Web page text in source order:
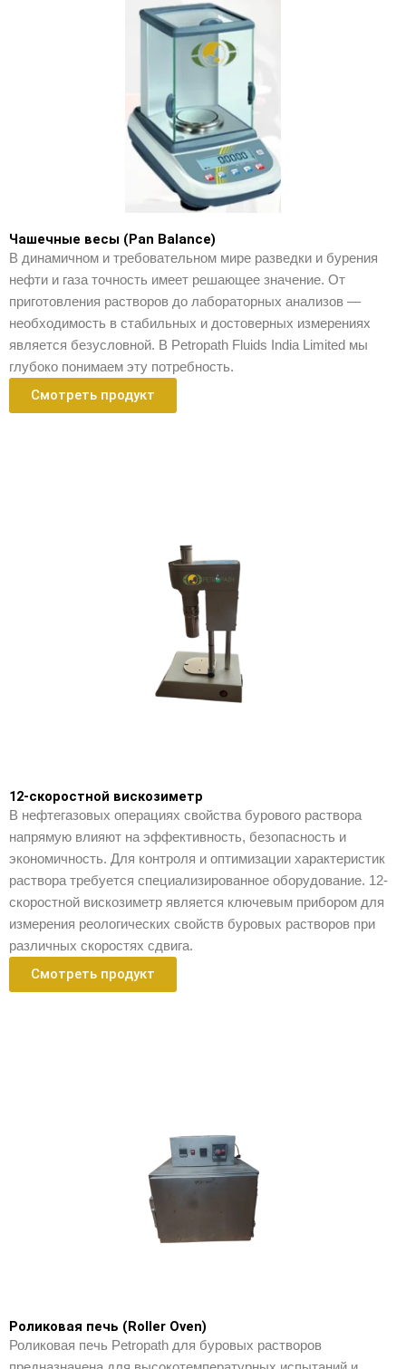
Чашечные весы (Pan Balance)
В динамичном и требовательном мире разведки и бурения
нефти и газа точность имеет решающее значение. От
приготовления растворов до лабораторных анализов —
необходимость в стабильных и достоверных измерениях
является безусловной. В Petropath Fluids India Limited мы
глубоко понимаем эту потребность.
Смотреть продукт
12-скоростной вискозиметр
В нефтегазовых операциях свойства бурового раствора
напрямую влияют на эффективность, безопасность и
экономичность. Для контроля и оптимизации характеристик
раствора требуется специализированное оборудование. 12-
скоростной вискозиметр является ключевым прибором для
измерения реологических свойств буровых растворов при
различных скоростях сдвига.
Смотреть продукт
Роликовая печь (Roller Oven)
Роликовая печь Petropath для буровых растворов